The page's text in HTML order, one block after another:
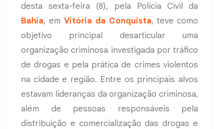
desta sexta-feira (8), pela Polícia Civil da
Bahia, em Vitória da Conquista, teve como
objetivo principal desarticular uma
organização criminosa investigada por tráfico
de drogas e pela prática de crimes violentos
na cidade e região. Entre os principais alvos
estavam lideranças da organização criminosa,
além de pessoas responsáveis pela
distribuição e comercialização das drogas e